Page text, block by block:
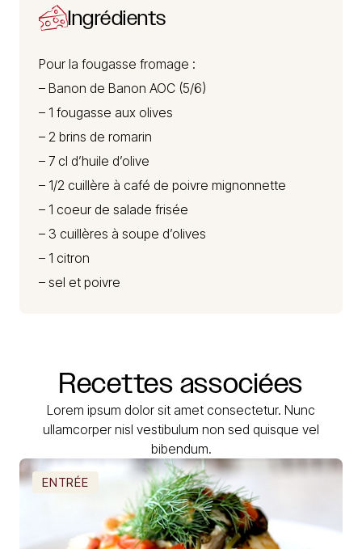
Ingrédients
Pour la fougasse fromage :
– Banon de Banon AOC (5/6)
– 1 fougasse aux olives
– 2 brins de romarin
– 7 cl d’huile d’olive
– 1/2 cuillère à café de poivre mignonnette
– 1 coeur de salade frisée
– 3 cuillères à soupe d’olives
– 1 citron
– sel et poivre
Recettes associées
Lorem ipsum dolor sit amet consectetur. Nunc
ullamcorper nisl vestibulum non sed quisque vel
bibendum.
ENTRÉE